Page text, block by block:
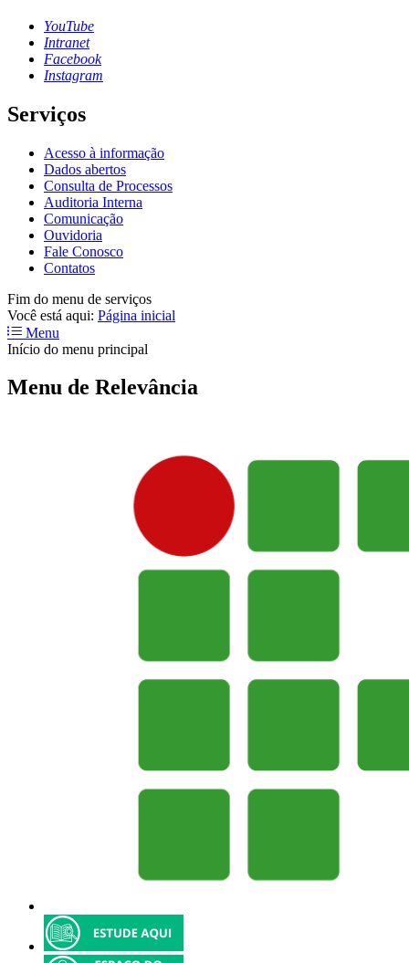
YouTube
Intranet
Facebook
Instagram
Serviços
Acesso à informação
Dados abertos
Consulta de Processos
Auditoria Interna
Comunicação
Ouvidoria
Fale Conosco
Contatos
Fim do menu de serviços
Você está aqui: Página inicial
Menu
Início do menu principal
Menu de Relevância